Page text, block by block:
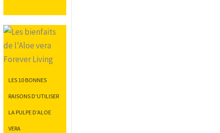
LES 10 BONNES
RAISONS D’UTILISER
LA PULPE D’ALOE
VERA